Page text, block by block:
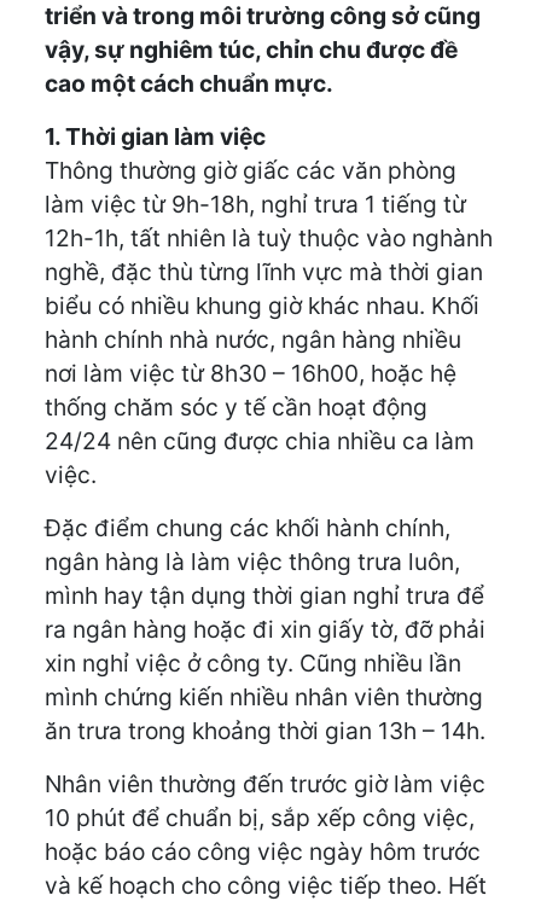
triển và trong môi trường công sở cũng
vậy, sự nghiêm túc, chỉn chu được đề
cao một cách chuẩn mực.
1. Thời gian làm việc
Thông thường giờ giấc các văn phòng
làm việc từ 9h-18h, nghỉ trưa 1 tiếng từ
12h-1h, tất nhiên là tuỳ thuộc vào nghành
nghề, đặc thù từng lĩnh vực mà thời gian
biểu có nhiều khung giờ khác nhau. Khối
hành chính nhà nước, ngân hàng nhiều
nơi làm việc từ 8h30 – 16h00, hoặc hệ
thống chăm sóc y tế cần hoạt động
24/24 nên cũng được chia nhiều ca làm
việc.
Đặc điểm chung các khối hành chính,
ngân hàng là làm việc thông trưa luôn,
mình hay tận dụng thời gian nghỉ trưa để
ra ngân hàng hoặc đi xin giấy tờ, đỡ phải
xin nghỉ việc ở công ty. Cũng nhiều lần
mình chứng kiến nhiều nhân viên thường
ăn trưa trong khoảng thời gian 13h – 14h.
Nhân viên thường đến trước giờ làm việc
10 phút để chuẩn bị, sắp xếp công việc,
hoặc báo cáo công việc ngày hôm trước
và kế hoạch cho công việc tiếp theo. Hết